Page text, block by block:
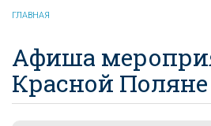
ГЛАВНАЯ
Афиша
Красной Поляне